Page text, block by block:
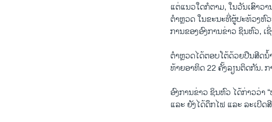
ແຕ່​ແນວ​ໃດ​ກໍ​ຕາມ, ໃນ​ວັນ​ເສົາ​
ຕຳຫຼວດ ໃນ​ຂະ​ນະ​ທີ່​ຜູ້​ປະ​ທ້ວງ​ຫົ
ການ​ຂອງ​ອົງ​ການ​ຂ່າວ ຊິນ​ຫົວ, ເ
ຕຳຫຼວດ​ໄດ້​ຕອບ​ໂຕ້​ດ້ວຍ​ປືນ​ສີດ​ນ້
ທ້າຍ​ອາ​ທິດ 22 ຄັ້ງ​ລຽນ​ຕິດ​ກັນ.
ອົງ​ການ​ຂ່າວ ຊິນ​ຫົວ ໄດ້​ກ່າວ​ວ່າ
ແລະ ຍັງ​ໄດ້​ດຶກ​ໄຟ​ ແລະ ລະ​ເບີດ​